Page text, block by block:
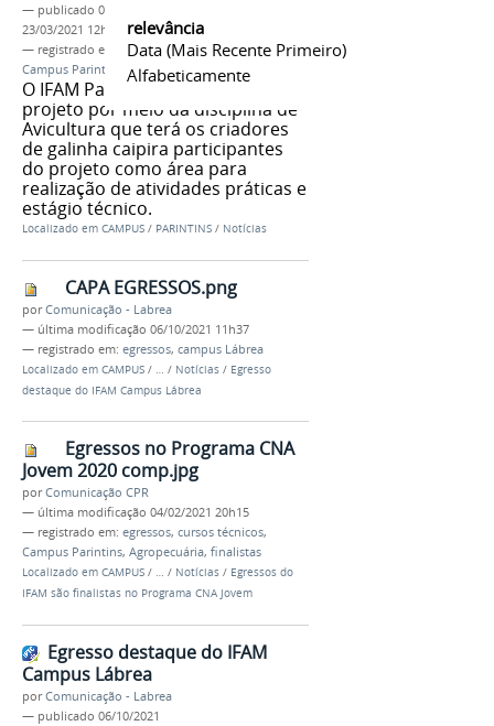
relevância
Data (mais Recente Primeiro)
Alfabeticamente
— publicado 04/02/2021
23/03/2021 12h43
— registrado em:
egressos,cursos técnicos,
Campus Parintins
Agropecuária finalistas
O IFAM Parintins será parceiro no
projeto por meio da disciplina de
Avicultura que terá os criadores
de galinha caipira participantes
do projeto como área para
realização de atividades práticas e
estágio técnico.
Localizado em CAMPUS / PARINTINS / Notícias
CAPA EGRESSOS.png
porComunicação - Labrea
— última modificação 06/10/2021 11h37
— registrado em: egressos, campus Lábrea
Localizado em CAMPUS / / Notícias / Egresso
destaque do IFAM Campus Lábrea
Egressos no Programa CNA
Jovem 2020 comp.jpg
porComunicação CPR
— última modificação 04/02/2021 20h15
— registrado em: egressos, cursos técnicos,
Campus Parintins, Agropecuária, finalistas
Localizado em CAMPUS / … / Notícias / Egressos do
IFAM são finalistas no Programa CNA Jovem
Egresso destaque do IFAM
Campus Lábrea
porComunicação - Labrea
— publicado 06/10/2021